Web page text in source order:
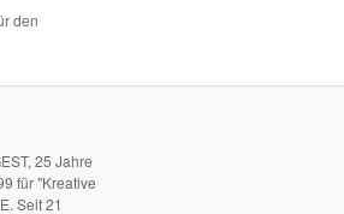
den
25 Jahre
für "Kreative
Seit 21